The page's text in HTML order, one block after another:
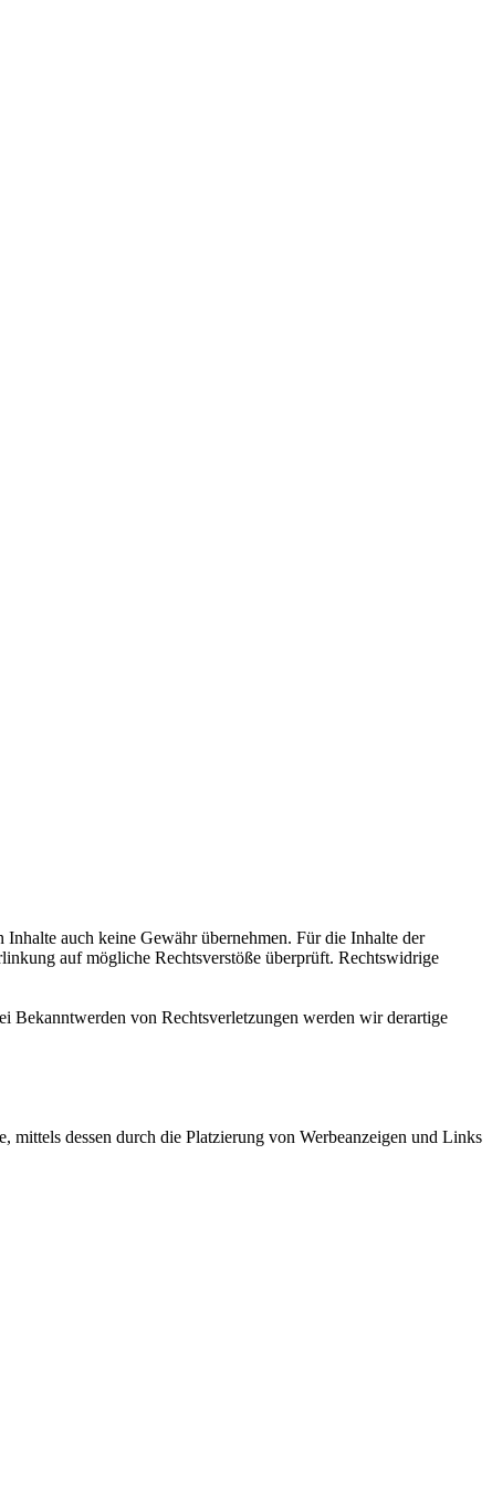
auch keine Gewähr übernehmen. Für die Inhalte der
auf mögliche Rechtsverstöße überprüft. Rechtswidrige
Bekanntwerden von Rechtsverletzungen werden wir derartige
mittels dessen durch die Platzierung von Werbeanzeigen und Links